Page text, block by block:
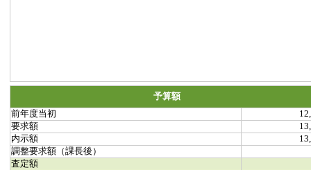
予算額
前年度当初
要求額
内示額
調整要求額（課長後）
査定額